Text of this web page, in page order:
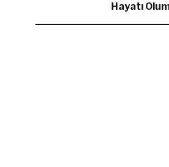
Hayatı